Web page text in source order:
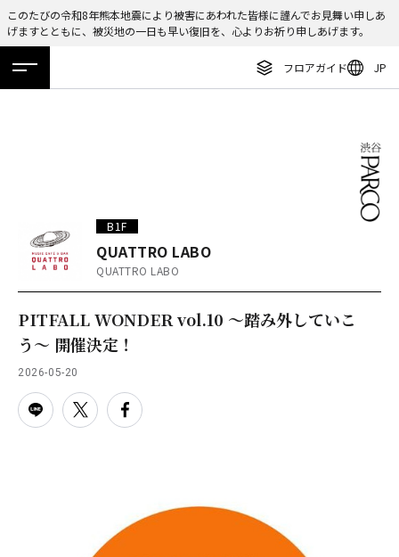
このたびの令和8年熊本地震により被害にあわれた皆様に謹んでお見舞い申しあ
げますとともに、被災地の一日も早い復旧を、心よりお祈り申しあげます。
フロアガイド JP
ホーム 特集 ニュース イベント アクセス
ニュース
TAX FREE
DELIVERY SERVICES
PARCOメンバーズ
オンラインストア
ENGLISH
繁体字
日本語
B1F
QUATTRO LABO
QUATTRO LABO
PITFALL WONDER vol.10 ～踏み外していこ
う〜 開催決定！
2026-05-20